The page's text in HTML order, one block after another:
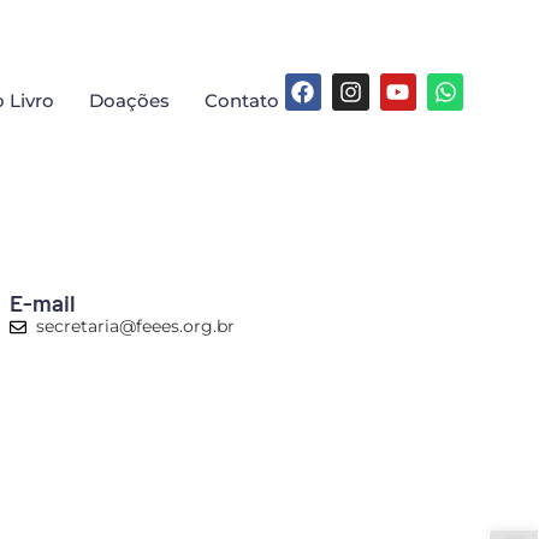
Livro Doações Contato
E-mail
secretaria@feees.org.br